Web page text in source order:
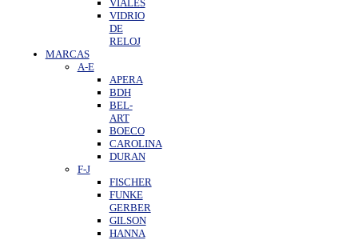
VIALES
VIDRIO
DE
RELOJ
MARCAS
A-E
APERA
BDH
BEL-
ART
BOECO
CAROLINA
DURAN
F-J
FISCHER
FUNKE
GERBER
GILSON
HANNA